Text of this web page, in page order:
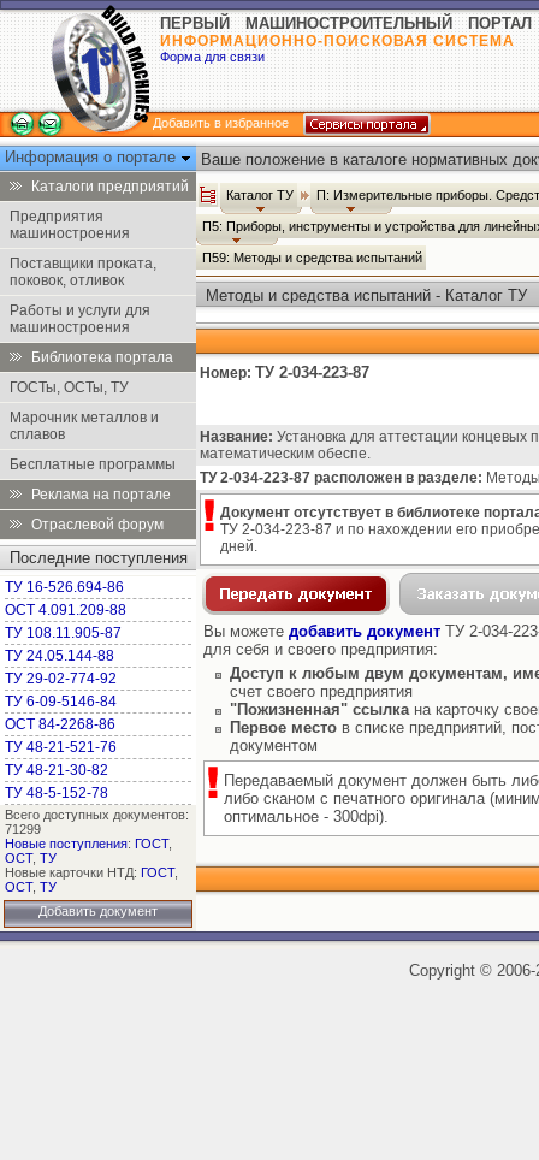
ПЕРВЫЙ МАШИНОСТРОИТЕЛЬНЫЙ ПОРТАЛ
ИНФОРМАЦИОННО-ПОИСКОВАЯ СИСТЕМА
Форма для связи
Добавить в избранное
Информация о портале
Каталоги предприятий
Предприятия
машиностроения
Поставщики проката,
поковок, отливок
Работы и услуги для
машиностроения
Библиотека портала
ГОСТы, ОСТы, ТУ
Марочник металлов и
сплавов
Бесплатные программы
Реклама на портале
Отраслевой форум
Последние поступления
ТУ 16-526.694-86
ОСТ 4.091.209-88
ТУ 108.11.905-87
ТУ 24.05.144-88
ТУ 29-02-774-92
ТУ 6-09-5146-84
ОСТ 84-2268-86
ТУ 48-21-521-76
ТУ 48-21-30-82
ТУ 48-5-152-78
Всего доступных документов:
71299
Новые поступления: ГОСТ,
ОСТ, ТУ
Новые карточки НТД: ГОСТ,
ОСТ, ТУ
Добавить документ
Ваше положение в каталоге нормативных
Каталог ТУ П: Измерительные приборы.
П5: Приборы, инструменты и устройства для
П59: Методы и средства испытаний
Методы и средства испытаний - Каталог ТУ
Номер: ТУ 2-034-223-87
Название: Установка для аттестации
математическим обеспе.
ТУ 2-034-223-87 расположен в разделе:
Документ отсутствует в библиотеке
ТУ 2-034-223-87 и по нахождении его
дней.
Вы можете добавить документ ТУ 2-034-
для себя и своего предприятия:
Доступ к любым двум документам,
счет своего предприятия
"Пожизненная" ссылкана карточку
Первое место в списке предприятий,
документом
Передаваемый документ должен быть
либо сканом с печатного оригинала
оптимальное - 300dpi).
Copyright ©